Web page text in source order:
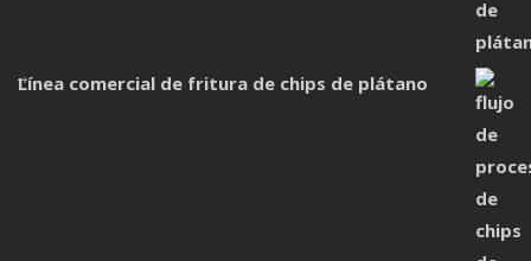
Línea comercial de fritura de chips de plátano